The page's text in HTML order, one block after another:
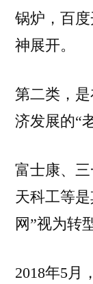
锅炉，百
神展开。
第二类，
济发展的“
富士康、
天科工等
网”视为转
2018年5月